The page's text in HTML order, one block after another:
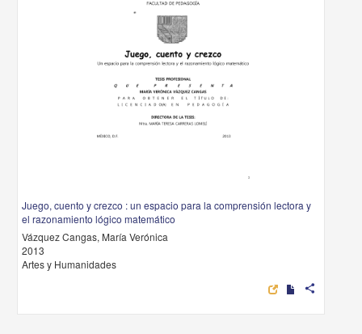
Juego, cuento y crezco : un espacio para la comprensión lectora y
el razonamiento lógico matemático
Vázquez Cangas, María Verónica
2013
Artes y Humanidades
share